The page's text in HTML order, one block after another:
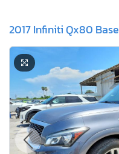
2017 Infiniti Qx80 Base